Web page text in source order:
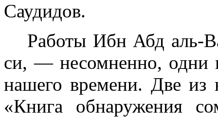
Саудидов.
Работы Ибн Абд аль-
си, — несомненно, одни
нашего времени. Две
«Книга обнаруже­ния